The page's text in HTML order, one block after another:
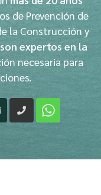
de Prevención de
la Construcción y
son expertos en la
necesaria para